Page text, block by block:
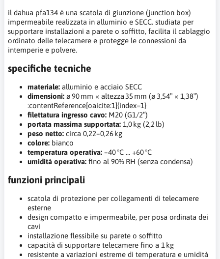
il dahua pfa134 è una scatola di giunzione (junction box)
impermeabile realizzata in alluminio e SECC. studiata per
supportare installazioni a parete o soffitto, facilita il cablaggio
ordinato delle telecamere e protegge le connessioni da
intemperie e polvere.
specifiche tecniche
materiale: alluminio e acciaio SECC
dimensioni: ø 90 mm × altezza 35 mm (ø 3,54″ × 1,38″)
:contentReference[oaicite:1]{index=1}
filettatura ingresso cavo: M20 (G1/2″)
portata massima supportata: 1,0 kg (2,2 lb)
peso netto: circa 0,22–0,26 kg
colore: bianco
temperatura operativa: –40 °C … +60 °C
umidità operativa: fino al 90% RH (senza condensa)
funzioni principali
scatola di protezione per collegamenti di telecamere
esterne
design compatto e impermeabile, per posa ordinata dei
cavi
installazione flessibile su parete o soffitto
capacità di supportare telecamere fino a 1 kg
resistente a variazioni estreme di temperatura e umidità